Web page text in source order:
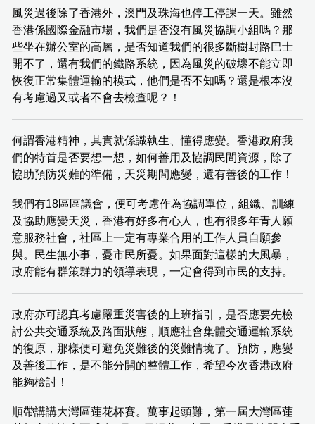
風災過後除了香港外，澳門及珠海也停工停課一天。雖然
香港係國際金融市場，我們是否沒有風災協調小組嗎？那
些坐在辦公室的高層，是否知道我們的很多斷樹封路巴士
開不了，還有我們的鐵路系統，因為風災的破壞不能立即
恢復正常集體運輸的模式，他們是否不知嗎？還是根本沒
有考慮過又或者不會去檢查呢？！
何謂香港精神，其實就係識執生、懂得應變。香港政府我
們的特首是否要想一想，如何善用及協調民間資源，除了
協助預防災難的準備，天災期間應變，還有善後的工作！
我們有18區區議會，便可考慮作為協調單位，組織、訓練
及協助應變天災，香港有好多有心人，也有很多年青人願
意服務社會，社區上一定有專業合用的工作人員自願參
與。民生無小事，憂市民所憂。如果面對這樣的大風暴，
政府能有群策群力的領導表現，一定會得到市民的支持。
政府亦可認真考慮嚴重災害後的上班指引，是否應要先檢
討公共交通系統及路面狀態，順應社會集體交通運輸系統
的復原，那樣便可避免災難後的災難情境了。預防，應變
及善後工作，是不能分開的整體工作，希望今次香港政府
能夠檢討！
順帶講講大灣區蓮花杯賽。萬事起頭難，第一屆大灣區蓮